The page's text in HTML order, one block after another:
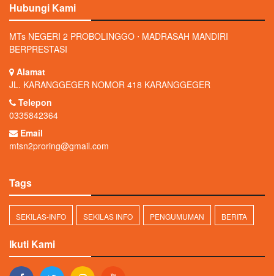
Hubungi Kami
MTs NEGERI 2 PROBOLINGGO ⋅ MADRASAH MANDIRI
BERPRESTASI
Alamat
JL. KARANGGEGER NOMOR 418 KARANGGEGER
Telepon
0335842364
Email
mtsn2proring@gmail.com
Tags
SEKILAS-INFO SEKILAS INFO PENGUMUMAN BERITA
Ikuti Kami